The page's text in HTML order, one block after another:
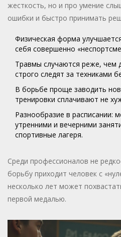
жесткость, но и про умение
ошибки и быстро принимать
Физическая форма
себя совершенно
Травмы случаются реже, чем
строго следят за техниками
В борьбе проще заводить
тренировки сплачивают не
Разнообразие в расписании:
утренними и вечерними
спортивные лагеря.
Среди профессионалов не
борьбу приходит человек с
несколько лет может
первой медалью.